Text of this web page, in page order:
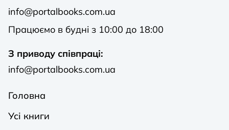
info@portalbooks.com.ua
Працюємо в будні з 10:00 до 18:00
З приводу співпраці:
info@portalbooks.com.ua
Головна
Усі книги